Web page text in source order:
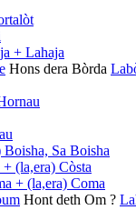
+ Lahaja
Hons dera Bòrda
Boisha, Sa Boisha
(la,era) Còsta
+ (la,era) Coma
Hont deth Om ?